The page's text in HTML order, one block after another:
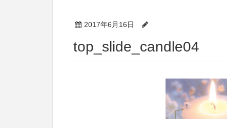
2017年6月16日
top_slide_candle04